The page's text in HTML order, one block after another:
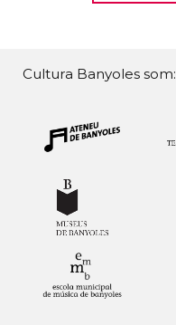
Cultura Banyoles som: